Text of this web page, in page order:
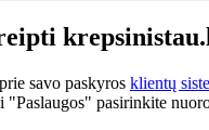
savo paskyros klientų
"Paslaugos" pasirinkite